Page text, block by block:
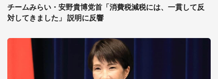
チームみらい・安野貴博党首「消費税減税には、一貫して反
対してきました」 説明に反響